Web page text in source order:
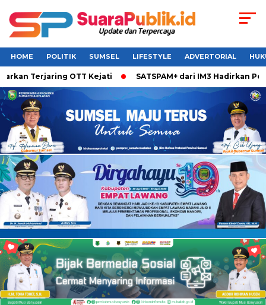
HOME POLITIK SUMSEL LIFESTYLE ADVERTORIAL
Terjaring OTT Kejati SATSPAM+ dari IM3 Hadirkan